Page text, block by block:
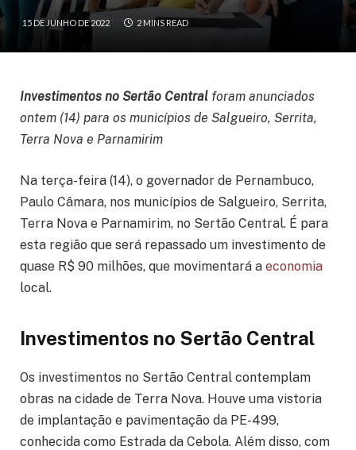
15 DE JUNHO DE 2022 2 MINS READ
Investimentos no Sertão Central foram anunciados
ontem (14) para os municípios de Salgueiro, Serrita,
Terra Nova e Parnamirim
Na terça-feira (14), o governador de Pernambuco,
Paulo Câmara, nos municípios de Salgueiro, Serrita,
Terra Nova e Parnamirim, no Sertão Central. É para
esta região que será repassado um investimento de
quase R$ 90 milhões, que movimentará a economia
local.
Investimentos no Sertão Central
Os investimentos no Sertão Central contemplam
obras na cidade de Terra Nova. Houve uma vistoria
de implantação e pavimentação da PE-499,
conhecida como Estrada da Cebola. Além disso, com